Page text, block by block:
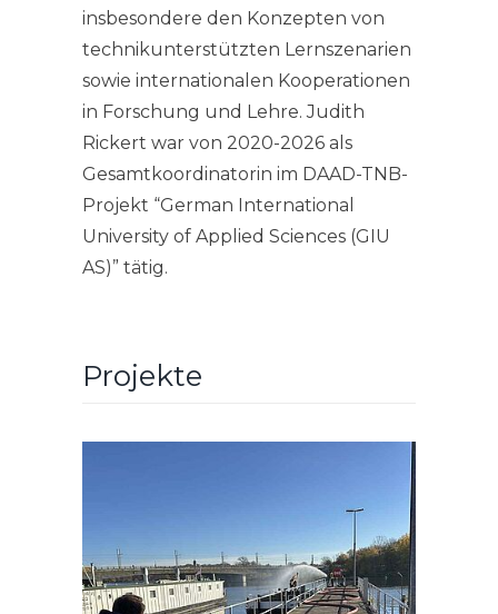
insbesondere den Konzepten von
technikunterstützten Lernszenarien
sowie internationalen Kooperationen
in Forschung und Lehre. Judith
Rickert war von 2020-2026 als
Gesamtkoordinatorin im DAAD-TNB-
Projekt “German International
University of Applied Sciences (GIU
AS)” tätig.
Projekte